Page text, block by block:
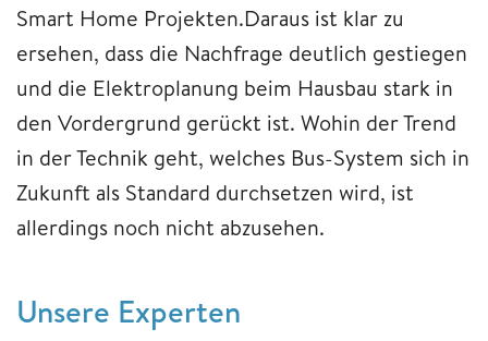
Smart Home Projekten.Daraus ist klar zu
ersehen, dass die Nachfrage deutlich gestiegen
und die Elektroplanung beim Hausbau stark in
den Vordergrund gerückt ist. Wohin der Trend
in der Technik geht, welches Bus-System sich in
Zukunft als Standard durchsetzen wird, ist
allerdings noch nicht abzusehen.
Unsere Experten